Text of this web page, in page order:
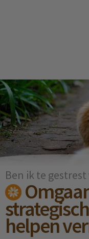
Ben ik te
helpen